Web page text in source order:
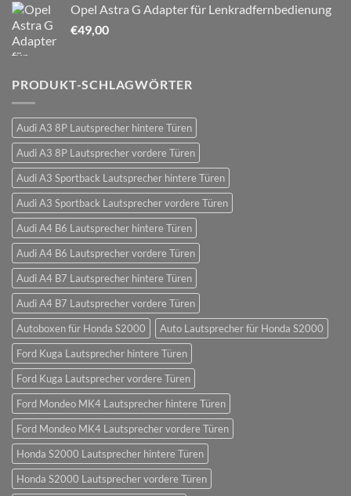
Opel Astra G Adapter für Lenkradfernbedienung
€49,00
PRODUKT-SCHLAGWÖRTER
Audi A3 8P Lautsprecher hintere Türen
Audi A3 8P Lautsprecher vordere Türen
Audi A3 Sportback Lautsprecher hintere Türen
Audi A3 Sportback Lautsprecher vordere Türen
Audi A4 B6 Lautsprecher hintere Türen
Audi A4 B6 Lautsprecher vordere Türen
Audi A4 B7 Lautsprecher hintere Türen
Audi A4 B7 Lautsprecher vordere Türen
Autoboxen für Honda S2000
Auto Lautsprecher für Honda S2000
Ford Kuga Lautsprecher hintere Türen
Ford Kuga Lautsprecher vordere Türen
Ford Mondeo MK4 Lautsprecher hintere Türen
Ford Mondeo MK4 Lautsprecher vordere Türen
Honda S2000 Lautsprecher hintere Türen
Honda S2000 Lautsprecher vordere Türen